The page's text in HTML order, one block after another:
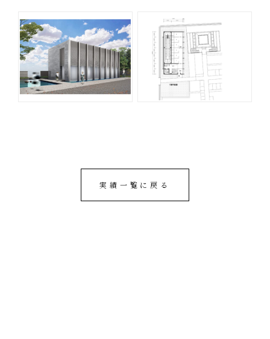
実績一覧に戻る